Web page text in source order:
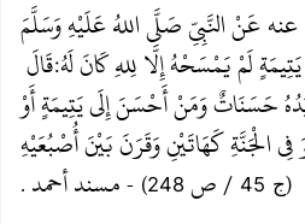
عَنْ النَّبِيِّ صَلَّى اللهُ عَلَيْهِ وَسَلَّمَ
قَالَ:لَمْ يَمْسَحْهُ إِلَّا لِلهِ كَانَ لَهُ
حَسَنَاتٌ وَمَنْ أَحْسَنَ إِلَى يَتِيمَةٍ أَوْ
الْجَنَّةِ كَهَاتَيْنِ وَقَرَنَ بَيْنَ أُصْبُعَيْهِ
. مسند أحمد - (ج 45 / ص 248)